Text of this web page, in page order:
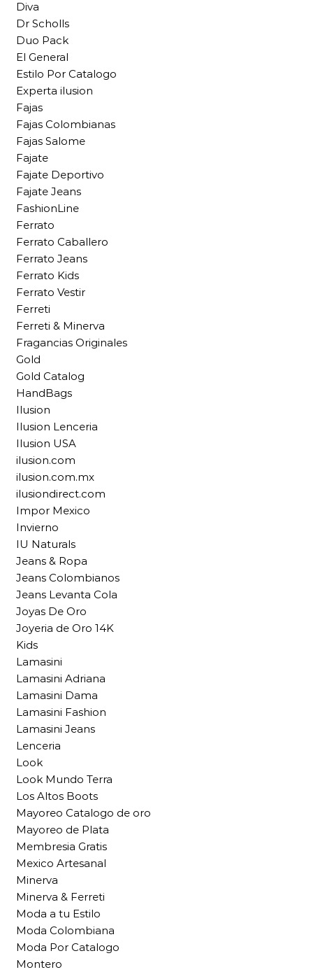
Diva
Dr Scholls
Duo Pack
El General
Estilo Por Catalogo
Experta ilusion
Fajas
Fajas Colombianas
Fajas Salome
Fajate
Fajate Deportivo
Fajate Jeans
FashionLine
Ferrato
Ferrato Caballero
Ferrato Jeans
Ferrato Kids
Ferrato Vestir
Ferreti
Ferreti & Minerva
Fragancias Originales
Gold
Gold Catalog
HandBags
Ilusion
Ilusion Lenceria
Ilusion USA
ilusion.com
ilusion.com.mx
ilusiondirect.com
Impor Mexico
Invierno
IU Naturals
Jeans & Ropa
Jeans Colombianos
Jeans Levanta Cola
Joyas De Oro
Joyeria de Oro 14K
Kids
Lamasini
Lamasini Adriana
Lamasini Dama
Lamasini Fashion
Lamasini Jeans
Lenceria
Look
Look Mundo Terra
Los Altos Boots
Mayoreo Catalogo de oro
Mayoreo de Plata
Membresia Gratis
Mexico Artesanal
Minerva
Minerva & Ferreti
Moda a tu Estilo
Moda Colombiana
Moda Por Catalogo
Montero